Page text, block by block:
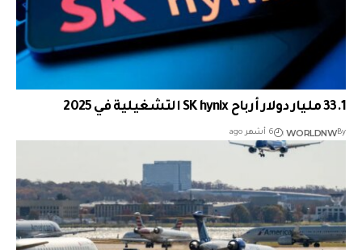
33.1 مليار دولار أرباح SK hynix التشغيلية في 2025
By
WORLDNW 6 أشهر ago